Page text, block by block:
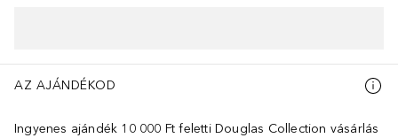
AZ AJÁNDÉKOD
Ingyenes ajándék 10 000 Ft feletti Douglas Collection vásárlás